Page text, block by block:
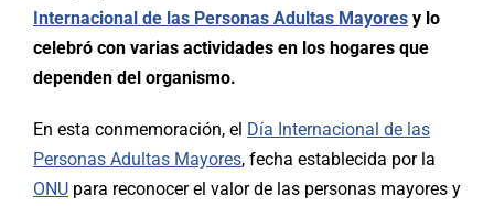
Internacional de las Personas Adultas Mayores y lo
celebró con varias actividades en los hogares que
dependen del organismo.
En esta conmemoración, el Día Internacional de las
Personas Adultas Mayores, fecha establecida por la
ONU para reconocer el valor de las personas mayores y